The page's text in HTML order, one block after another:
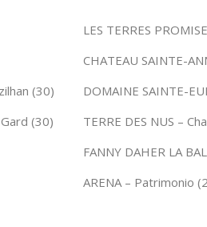
(30)
(30)
LES TERRES
CHATEAU SAINTE-
DOMAINE SAINTE-
TERRE DES NUS –
FANNY DAHER LA
ARENA – Patrimonio